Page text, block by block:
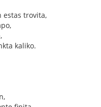
estas trovita,
kaliko.